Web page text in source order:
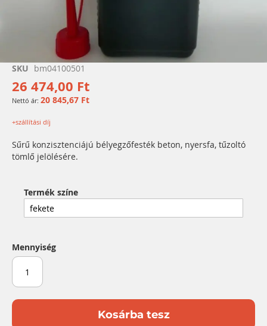
Ugrás
képgaléria
elejére
SKU bm04100501
26 474,00 Ft
20 845,67 Ft
+szállítási díj
Sűrű konzisztenciájú bélyegzőfesték beton, nyersfa, tűzoltó
tömlő jelölésére.
Termék színe
Mennyiség
Kosárba tesz